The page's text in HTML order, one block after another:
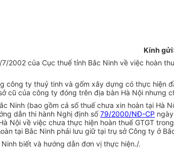
Kính gửi
2002 của Cục thuế tỉnh Bắc Ninh về việc hoàn
công ty thuỷ tinh và gốm xây dựng có thực hiện
cũ của công ty đóng trên địa bàn Hà Nội nhưng
Ninh (bao gồm cả số thuế chưa xin hoàn tại Hà
dẫn thi hành Nghị định số79/2000/NĐ-CP
Nội về việc chưa thực hiện hoàn thuế GTGT
tại Bắc Ninh phải lưu giữ tại trụ sở Công ty ở
biết và hướng dẫn đơn vị thực hiện./.